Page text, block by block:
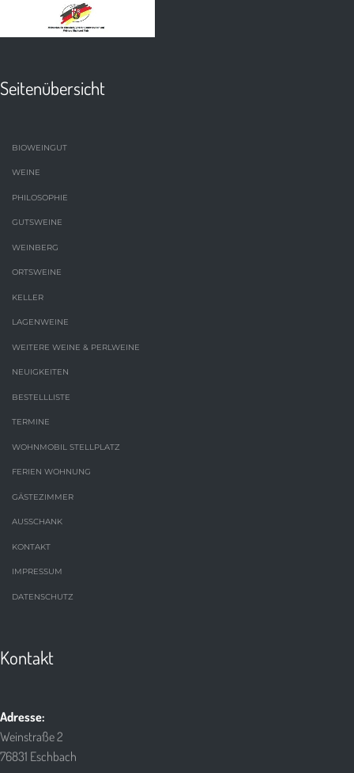
Seitenübersicht
BIOWEINGUT
WEINE
PHILOSOPHIE
GUTSWEINE
WEINBERG
ORTSWEINE
KELLER
LAGENWEINE
WEITERE WEINE & PERLWEINE
NEUIGKEITEN
BESTELLLISTE
TERMINE
WOHNMOBIL STELLPLATZ
FERIEN WOHNUNG
GÄSTEZIMMER
AUSSCHANK
KONTAKT
IMPRESSUM
DATENSCHUTZ
Kontakt
Adresse:
Weinstraße 2
76831 Eschbach